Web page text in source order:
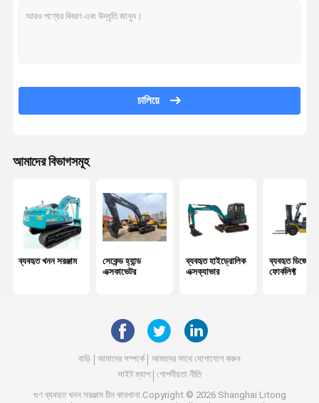
চালিয়ে
আমাদের বিভাগসমূহ
ব্যবহৃত খনন সরঞ্জাম
সেকেন্ড হ্যান্ড
এক্সকাভেটর
ব্যবহৃত হাইড্রোলিক
এক্সক্যাভার
ব্যবহৃত ডিজেল
ফোর্কলিফ্ট
বাড়ি আমাদের সম্পর্কে
আমাদের সাথে যোগাযোগ করুন
সাইট ম্যাপ
গোপনীয়তা নীতি
গুণ ব্যবহৃত খনন সরঞ্জামচীন কারখানা.Copyright © 2026 Shanghai Litong